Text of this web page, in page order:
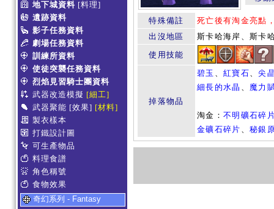
地下城資料 [料理]
遺跡資料
影子任務資料
劇場任務資料
訓練所資料
使徒突襲任務資料
烈焰見習騎士團資料
武器改造模擬 [細工]
武器聚能 [效果] [材料]
製衣樣本
打鐵設計圖
可生產物品
料理食譜
角色稱號
食物效果
奇幻系列 - Fantasy
特殊備註
死亡後有淘金亮點
出沒地區
斯卡哈海岸、斯卡
使用技能
掉落物品
碧玉 、紅寶石、尖
細長的水晶 、 魔力
淘金： 不明礦石碎
金礦石碎片 、秘銀